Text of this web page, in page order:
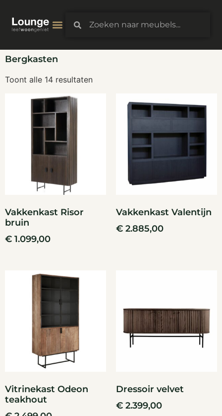
Bergkasten
Toont alle 14 resultaten
Vakkenkast Risor
bruin
€ 1.099,00
Vakkenkast Valentijn
€ 2.885,00
Vitrinekast Odeon
teakhout
Dressoir velvet
€ 2.399,00